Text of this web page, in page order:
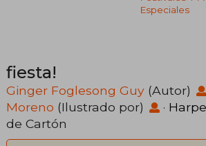
Especiales
fiesta!
Ginger Foglesong Guy (Autor)
Moreno (Ilustrado por) ·
de Cartón